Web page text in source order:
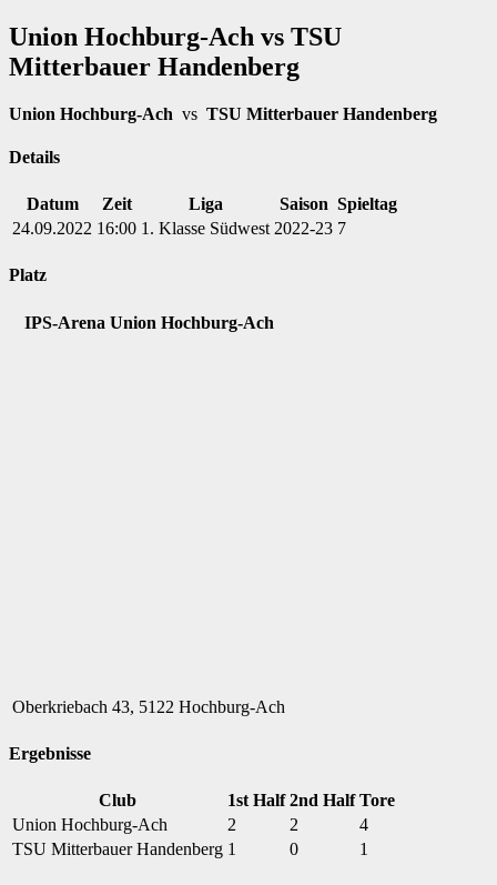
Union Hochburg-Ach vs TSU
Mitterbauer Handenberg
Union Hochburg-Ach vs TSU Mitterbauer Handenberg
Details
Datum Zeit Liga Saison Spieltag
24.09.2022 16:00 1. Klasse Südwest 2022-23 7
Platz
IPS-Arena Union Hochburg-Ach
Oberkriebach 43, 5122 Hochburg-Ach
Ergebnisse
Club 1st Half 2nd Half Tore
Union Hochburg-Ach
2 2
4
TSU Mitterbauer Handenberg 1 0 1